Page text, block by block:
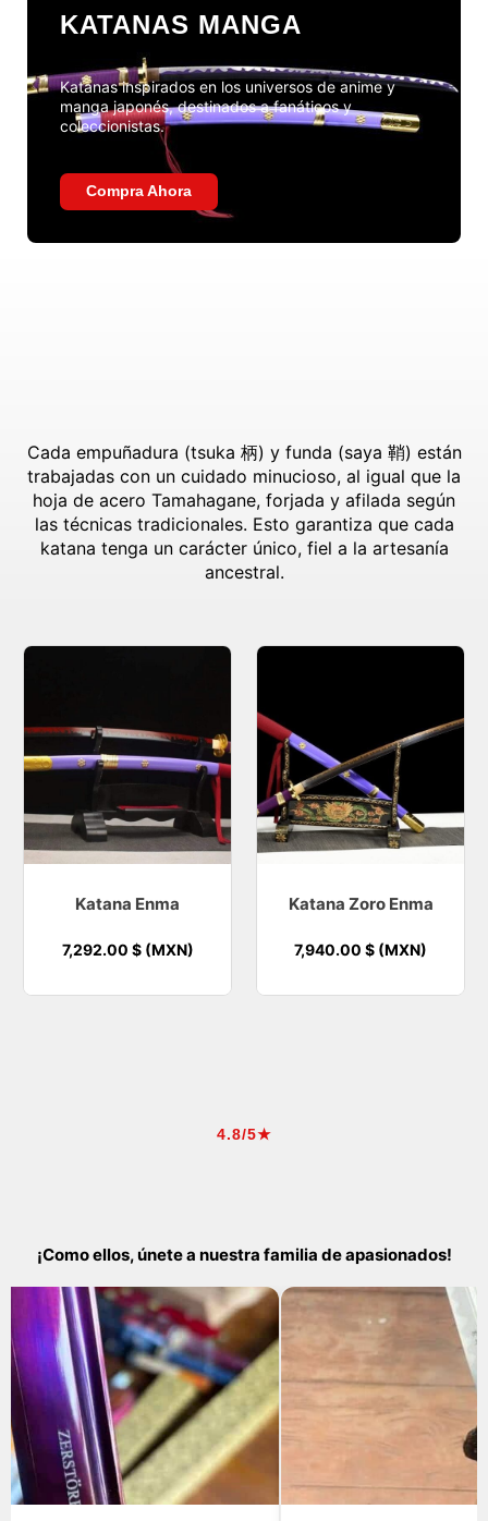
KATANAS MANGA
Katanas inspirados en los universos de anime y
manga japonés, destinados a fanáticos y
coleccionistas.
Compra Ahora
Cada empuñadura (tsuka 柄) y funda (saya 鞘) están
trabajadas con un cuidado minucioso, al igual que la
hoja de acero Tamahagane, forjada y afilada según
las técnicas tradicionales. Esto garantiza que cada
katana tenga un carácter único, fiel a la artesanía
ancestral.
Katana Enma
7,292.00 $ (MXN)
Katana Zoro Enma
7,940.00 $ (MXN)
4.8/5★
¡Como ellos, únete a nuestra familia de apasionados!